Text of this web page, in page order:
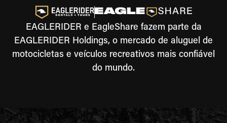
EAGLERIDER e EagleShare fazem parte da
EAGLERIDER Holdings, o mercado de aluguel de
motocicletas e veículos recreativos mais confiável
do mundo.